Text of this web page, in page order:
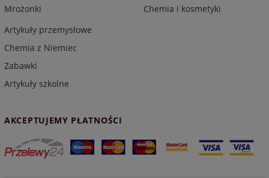
Mrożonki
Chemia i kosmetyki
Artykuły przemysłowe
Chemia z Niemiec
Zabawki
Artykuły szkolne
AKCEPTUJEMY PŁATNOŚCI